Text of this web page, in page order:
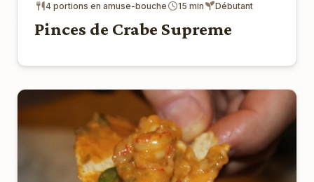
4 portions en amuse-bouche 15 min Débutant
Pinces de Crabe Supreme